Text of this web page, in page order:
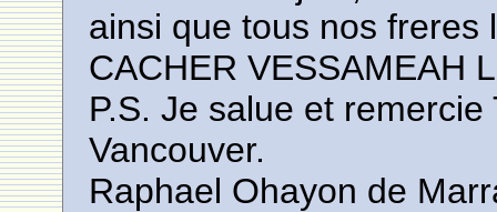
ainsi que tous nos freres
CACHER VESSAMEAH
P.S. Je salue et
Vancouver.
Raphael Ohayon de